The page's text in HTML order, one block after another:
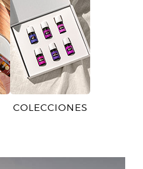
COLECCIONES